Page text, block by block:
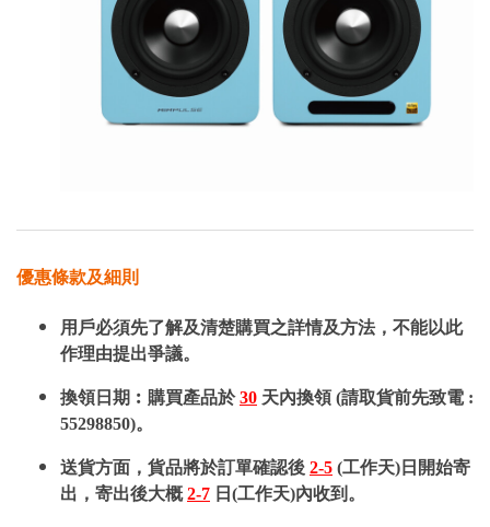
優惠條款及細則
用戶必須先了解及清楚購買之詳情及方法，不能以此
作理由提出爭議。
換領日期︰購買產品於30 天內換領 (請取貨前先致電 :
55298850)。
送貨方面，貨品將於訂單確認後 2-5 (工作天)日開始寄
出，寄出後大概2-7 日(工作天)內收到。